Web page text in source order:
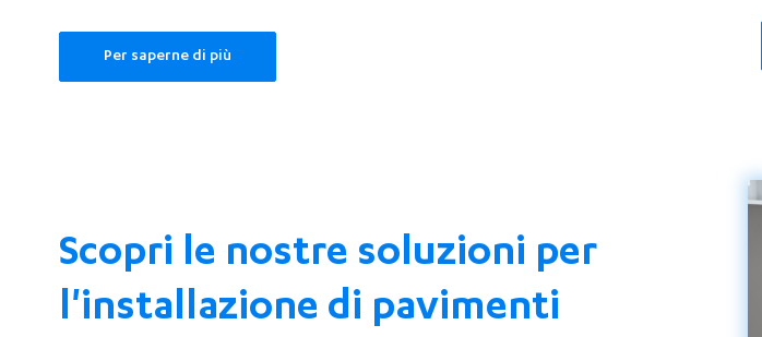
Per saperne di più
Scopri le nostre soluzioni per
l'installazione di pavimenti